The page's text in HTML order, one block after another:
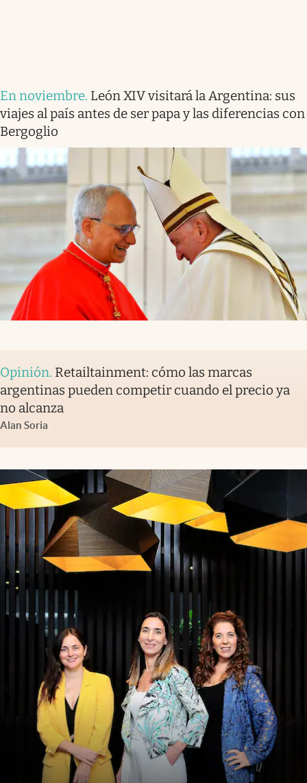
En noviembre. León XIV visitará la Argentina: sus
viajes al país antes de ser papa y las diferencias con
Bergoglio
Opinión. Retailtainment: cómo las marcas
argentinas pueden competir cuando el precio ya
no alcanza
Alan Soria